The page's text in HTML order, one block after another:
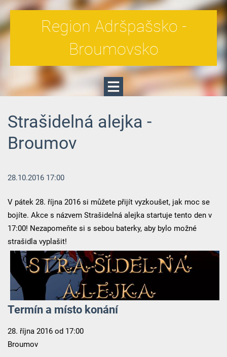
Region Adršpašsko -
Broumovsko
Strašidelná alejka -
Broumov
28.10.2016 17:00
V pátek 28. října 2016 si můžete přijít vyzkoušet, jak moc se
bojíte. Akce s názvem Strašidelná alejka startuje tento den v
17:00! Nezapomeňte si s sebou baterky, aby bylo možné
strašidla vyplašit!
Termín a místo konání
28. října 2016 od 17:00
Broumov